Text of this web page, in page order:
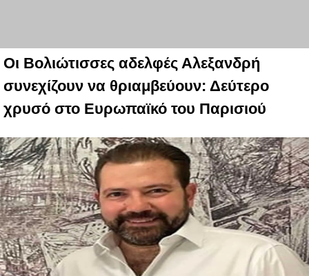
Οι Βολιώτισσες αδελφές Αλεξανδρή
συνεχίζουν να θριαμβεύουν: Δεύτερο
χρυσό στο Ευρωπαϊκό του Παρισιού